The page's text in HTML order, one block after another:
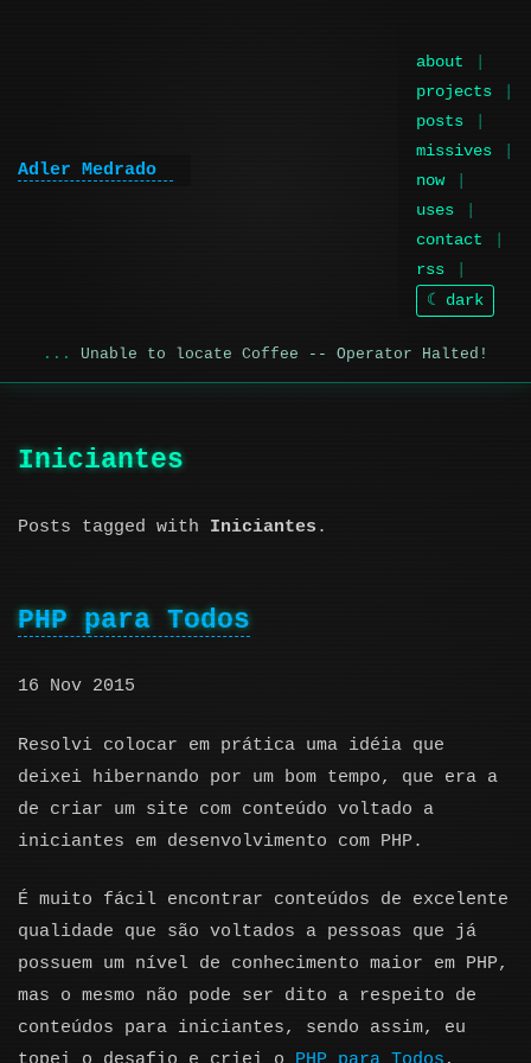
Adler Medrado
about
projects
posts
missives
now
uses
contact
rss
☾ dark
Unable to locate Coffee -- Operator Halted!
Iniciantes
Posts tagged with Iniciantes .
PHP para Todos
16 Nov 2015
Resolvi colocar em prática uma idéia que
deixei hibernando por um bom tempo, que era a
de criar um site com conteúdo voltado a
iniciantes em desenvolvimento com PHP.
É muito fácil encontrar conteúdos de excelente
qualidade que são voltados a pessoas que já
possuem um nível de conhecimento maior em PHP,
mas o mesmo não pode ser dito a respeito de
conteúdos para iniciantes, sendo assim, eu